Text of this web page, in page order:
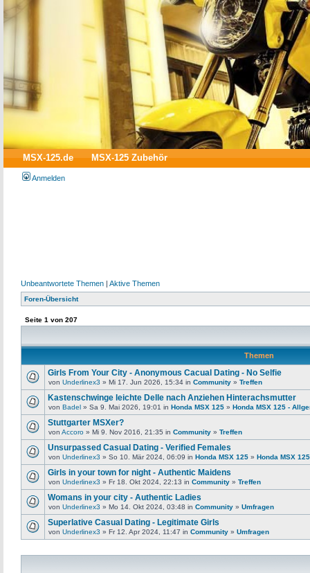
MSX-125.de MSX-125 Zubehör
Anmelden
Unbeantwortete Themen | Aktive Themen
Foren-Übersicht
Seite 1 von 207
Themen
Girls From Your City - Anonymous Cacual Dating - No Selfie
von Underlinex3 » Mi 17. Jun 2026, 15:34 in Community » Treffen
Kastenschwinge leichte Delle nach Anziehen Hinterachsmutter
von Badel » Sa 9. Mai 2026, 19:01 in Honda MSX 125 » Honda MSX 125 -
Stuttgarter MSXer?
von Accoro » Mi 9. Nov 2016, 21:35 in Community » Treffen
Unsurpassed Сasual Dating - Verified Females
von Underlinex3 » So 10. Mär 2024, 06:09 in Honda MSX 125 » Honda MSX
Girls in your town for night - Authentic Maidens
von Underlinex3 » Fr 18. Okt 2024, 22:13 in Community » Treffen
Womans in your city - Authentic Ladies
von Underlinex3 » Mo 14. Okt 2024, 03:48 in Community » Umfragen
Superlative Сasual Dating - Legitimate Girls
von Underlinex3 » Fr 12. Apr 2024, 11:47 in Community » Umfragen